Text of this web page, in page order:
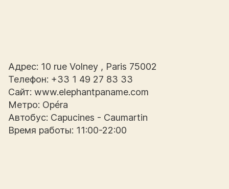
Адрес: 10 rue Volney , Paris 75002
Телефон: +33 1 49 27 83 33
Сайт: www.elephantpaname.com
Метро: Opéra
Автобус: Capucines - Caumartin
Время работы: 11:00-22:00